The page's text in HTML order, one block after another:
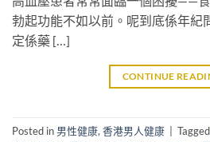
勃起功能不如以前。呢到底係年紀
定係藥 […]
CONTINUE
Posted in 男性健康,香港男人健康 Tagged